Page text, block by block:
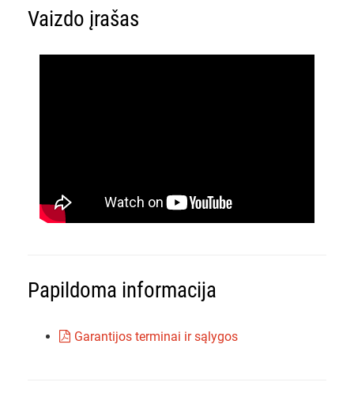
Vaizdo įrašas
Papildoma informacija
Garantijos terminai ir sąlygos